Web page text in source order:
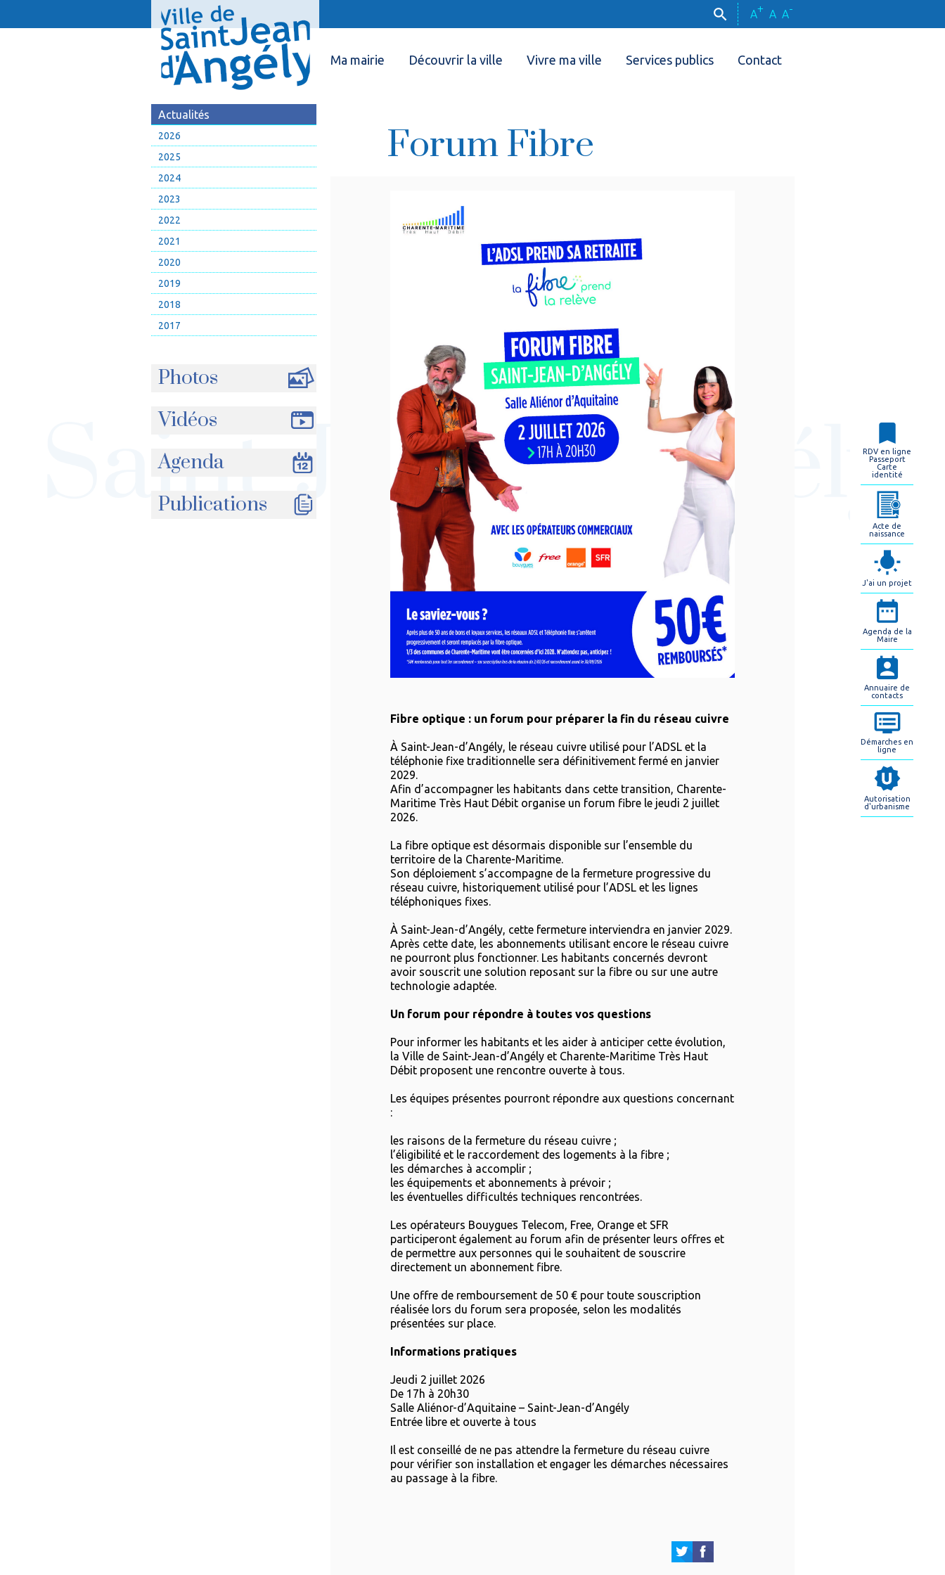
A+ A A-
Ma mairie Découvrir la ville Vivre ma ville Services publics Contact
Actualités
2026
2025
2024
2023
2022
2021
2020
2019
2018
2017
Photos
Vidéos
Agenda
Publications
Forum Fibre
Fibre optique : un forum pour préparer la fin du réseau cuivre
À Saint-Jean-d’Angély, le réseau cuivre utilisé pour l’ADSL et la
téléphonie fixe traditionnelle sera définitivement fermé en janvier
2029.
Afin d’accompagner les habitants dans cette transition, Charente-
Maritime Très Haut Débit organise un forum fibre le jeudi 2 juillet
2026.
La fibre optique est désormais disponible sur l’ensemble du
territoire de la Charente-Maritime.
Son déploiement s’accompagne de la fermeture progressive du
réseau cuivre, historiquement utilisé pour l’ADSL et les lignes
téléphoniques fixes.
À Saint-Jean-d’Angély, cette fermeture interviendra en janvier 2029.
Après cette date, les abonnements utilisant encore le réseau cuivre
ne pourront plus fonctionner. Les habitants concernés devront
avoir souscrit une solution reposant sur la fibre ou sur une autre
technologie adaptée.
Un forum pour répondre à toutes vos questions
Pour informer les habitants et les aider à anticiper cette évolution,
la Ville de Saint-Jean-d’Angély et Charente-Maritime Très Haut
Débit proposent une rencontre ouverte à tous.
Les équipes présentes pourront répondre aux questions concernant
:
les raisons de la fermeture du réseau cuivre ;
l’éligibilité et le raccordement des logements à la fibre ;
les démarches à accomplir ;
les équipements et abonnements à prévoir ;
les éventuelles difficultés techniques rencontrées.
Les opérateurs Bouygues Telecom, Free, Orange et SFR
participeront également au forum afin de présenter leurs offres et
de permettre aux personnes qui le souhaitent de souscrire
directement un abonnement fibre.
Une offre de remboursement de 50 € pour toute souscription
réalisée lors du forum sera proposée, selon les modalités
présentées sur place.
Informations pratiques
Jeudi 2 juillet 2026
De 17h à 20h30
Salle Aliénor-d’Aquitaine – Saint-Jean-d’Angély
Entrée libre et ouverte à tous
Il est conseillé de ne pas attendre la fermeture du réseau cuivre
pour vérifier son installation et engager les démarches nécessaires
au passage à la fibre.
RDV en ligne
Passeport
Carte
identité
Acte de
naissance
J'ai un projet
Agenda de la
Maire
Annuaire de
contacts
Démarches en
ligne
Autorisation
d'urbanisme